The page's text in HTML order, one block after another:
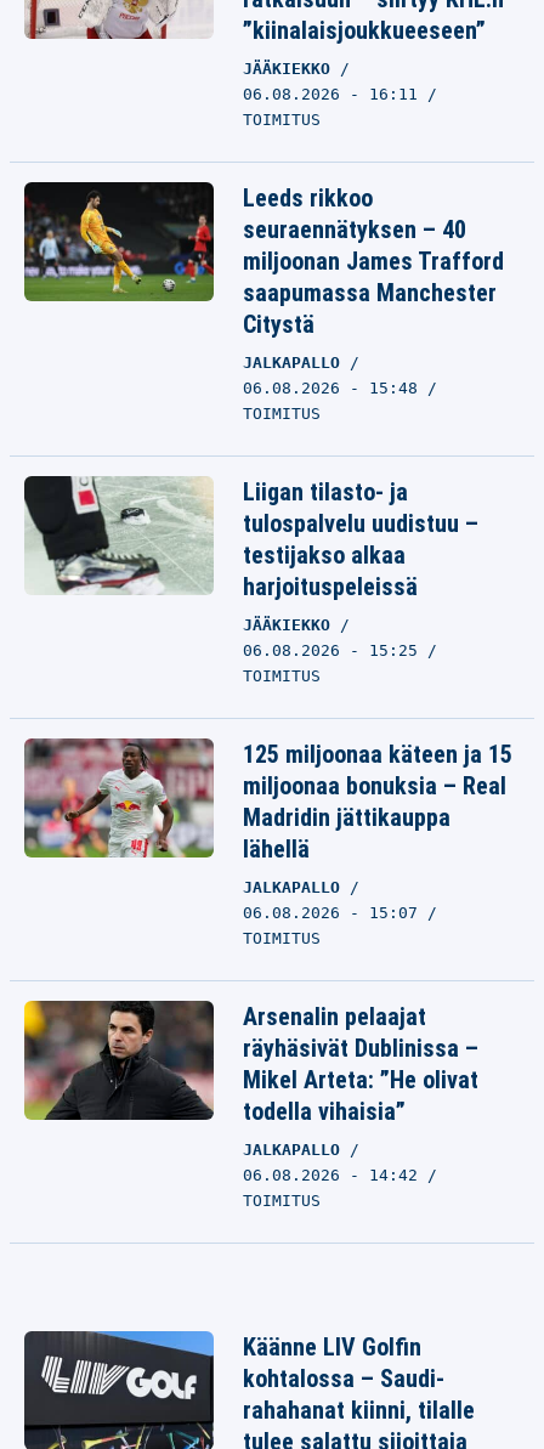
”kiinalaisjoukkueeseen”
JÄÄKIEKKO
06.08.2026 - 16:11
TOIMITUS
Leeds rikkoo
seuraennätyksen – 40
miljoonan James Trafford
saapumassa Manchester
Citystä
JALKAPALLO
06.08.2026 - 15:48
TOIMITUS
Liigan tilasto- ja
tulospalvelu uudistuu –
testijakso alkaa
harjoituspeleissä
JÄÄKIEKKO
06.08.2026 - 15:25
TOIMITUS
125 miljoonaa käteen ja 15
miljoonaa bonuksia – Real
Madridin jättikauppa
lähellä
JALKAPALLO
06.08.2026 - 15:07
TOIMITUS
Arsenalin pelaajat
räyhäsivät Dublinissa –
Mikel Arteta: ”He olivat
todella vihaisia”
JALKAPALLO
06.08.2026 - 14:42
TOIMITUS
Käänne LIV Golfin
kohtalossa – Saudi-
rahahanat kiinni, tilalle
tulee salattu sijoittaja